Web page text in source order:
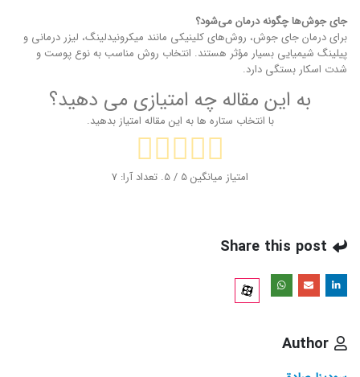
جای جوش‌ها چگونه درمان می‌شود؟
برای درمان جای جوش، روش‌های کلینیکی مانند میکرونیدلینگ، لیزر درمانی و
پیلینگ شیمیایی بسیار مؤثر هستند. انتخاب روش مناسب به نوع پوست و
شدت اسکار بستگی دارد.
به این مقاله چه امتیازی می دهید؟
با انتخاب ستاره ها به این مقاله امتیاز بدهید.
امتیاز میانگین5 / 5. تعداد آرا: 7
Share this post
Author